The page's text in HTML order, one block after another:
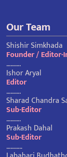
Our Team
Shishir Simkhada
Founder / Editor-
……….
Ishor Aryal
Editor
……….
Sharad Chandra
Sub-Editor
……….
Prakash Dahal
Sub-Editor
………..